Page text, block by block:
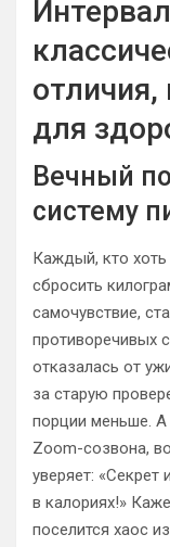
для
Вечный
систему
Каждый, кто
сбросить
самочувствие,
противоречивых
отказалась от
за старую
порции меньше. А
Zoom-созвона,
уверяет:
в калориях!»
поселится хаос